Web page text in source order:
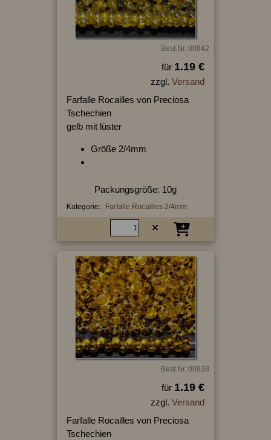
Best.Nr.:00842
für 1.19 €
zzgl. Versand
Farfalle Rocailles von Preciosa
Tschechien
gelb mit lüster
Größe 2/4mm
Packungsgröße: 10g
Kategorie: Farfalle Rocailles 2/4mm
Best.Nr.:00838
für 1.19 €
zzgl. Versand
Farfalle Rocailles von Preciosa
Tschechien